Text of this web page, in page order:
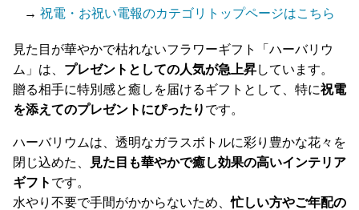
→ 祝電・お祝い電報のカテゴリトップページはこちら
見た目が華やかで枯れないフラワーギフト「ハーバリウ
ム」は、 プレゼントとしての人気が急上昇しています。
贈る相手に特別感と癒しを届けるギフトとして、特に祝電
を添えてのプレゼントにぴったり です。
ハーバリウムは、透明なガラスボトルに彩り豊かな花々を
閉じ込めた、
見た目も華やかで癒し効果の高いインテリア
ギフト です。
水やり不要で手間がかからないため、忙しい方やご年配の